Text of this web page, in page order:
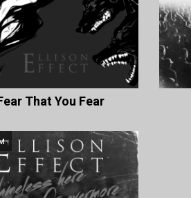
That You Fear